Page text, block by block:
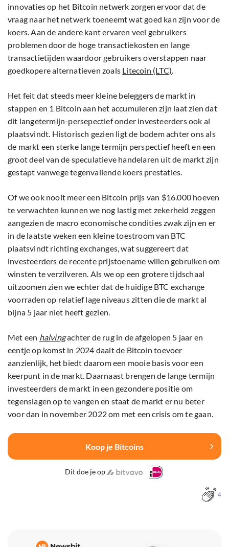
innovaties op het Bitcoin netwerk zorgen ervoor dat de
vraag naar het netwerk toeneemt wat goed kan zijn voor de
koers. Aan de andere kant ervaren veel gebruikers
problemen door de hoge transactiekosten en lange
transactietijden waardoor gebruikers overstappen naar
goedkopere alternatieven zoals Litecoin (LTC).
Het feit dat steeds meer kleine beleggers de markt in
stappen en 1 Bitcoin aan het accumuleren zijn laat zien dat
dit langetermijn-persepectief onder investeerders ook al
plaatsvindt. Historisch gezien ligt de bodem achter ons als
de markt een sterke lange termijn perspectief heeft en een
groot deel van de speculatieve handelaren uit de markt zijn
gestapt vanwege tegenvallende koers prestaties.
Of we ook nooit meer een Bitcoin prijs van $16.000 hoeven
te verwachten kunnen we nog lastig met zekerheid zeggen
aangezien de macro economische condities zwak zijn en er
in de laatste weken een kleine toestroom van BTC
plaatsvindt richting exchanges, wat suggereert dat
investeerders de recente prijstoename willen gebruiken om
winsten te verzilveren. Als we op een grotere tijdschaal
uitzoomen zien we echter dat de huidige BTC exchange
voorraden op relatief lage niveaus zitten die de markt al
bijna 5 jaar niet heeft gezien.
Met een halvingachter de rug in de afgelopen 5 jaar en
eentje op komst in 2024 daalt de Bitcoin toevoer
aanzienlijk, het biedt daarom een mooie basis voor een
keerpunt in de markt. Daarnaast brengen de lange termijn
investeerders de markt in een gezondere positie om
tegenslagen op te vangen en staat de markt er nu beter
voor dan in november 2022 om met een crisis om te gaan.
Koop je Bitcoins
Dit doe je op
4